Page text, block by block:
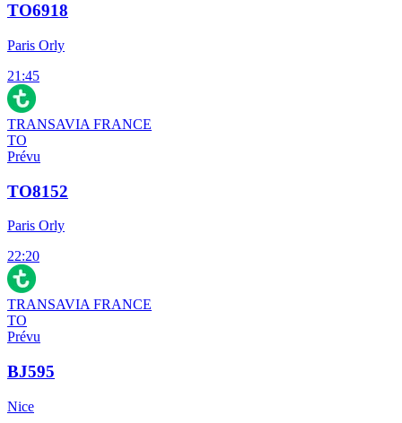
TO6918
Paris Orly
21:45
TRANSAVIA FRANCE
TO
Prévu
TO8152
Paris Orly
22:20
TRANSAVIA FRANCE
TO
Prévu
BJ595
Nice